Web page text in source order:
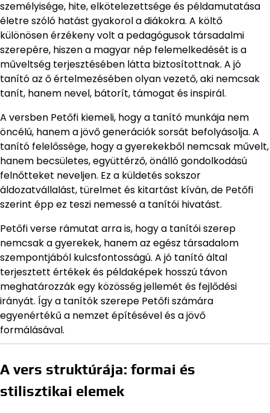
személyisége, hite, elkötelezettsége és példamutatása
életre szóló hatást gyakorol a diákokra. A költő
különösen érzékeny volt a pedagógusok társadalmi
szerepére, hiszen a magyar nép felemelkedését is a
műveltség terjesztésében látta biztosítottnak. A jó
tanító az ő értelmezésében olyan vezető, aki nemcsak
tanít, hanem nevel, bátorít, támogat és inspirál.
A versben Petőfi kiemeli, hogy a tanító munkája nem
öncélú, hanem a jövő generációk sorsát befolyásolja. A
tanító felelőssége, hogy a gyerekekből nemcsak művelt,
hanem becsületes, együttérző, önálló gondolkodású
felnőtteket neveljen. Ez a küldetés sokszor
áldozatvállalást, türelmet és kitartást kíván, de Petőfi
szerint épp ez teszi nemessé a tanítói hivatást.
Petőfi verse rámutat arra is, hogy a tanítói szerep
nemcsak a gyerekek, hanem az egész társadalom
szempontjából kulcsfontosságú. A jó tanító által
terjesztett értékek és példaképek hosszú távon
meghatározzák egy közösség jellemét és fejlődési
irányát. Így a tanítók szerepe Petőfi számára
egyenértékű a nemzet építésével és a jövő
formálásával.
A vers struktúrája: formai és
stilisztikai elemek